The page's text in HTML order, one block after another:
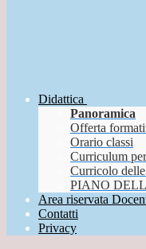
Didattica
Panoramica
Offerta
Orario classi
Curriculum
Curricolo
PIANO
Area riservata
Contatti
Privacy